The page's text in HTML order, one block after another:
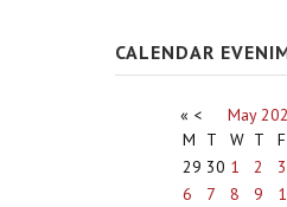
CALENDAR
« < May
M
T W T F
29 30 1 2 3
6
7 8 9